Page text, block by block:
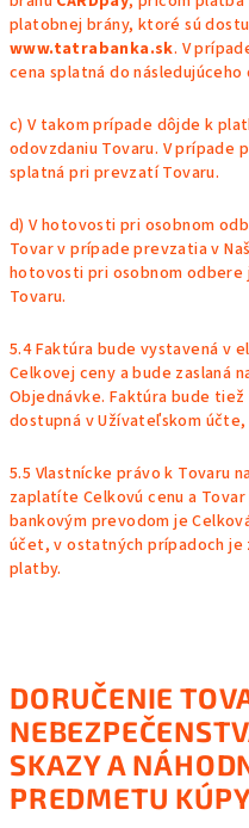
platobnej brány, ktoré sú
www.tatrabanka.sk. V
cena splatná do následujúceho
c) V takom prípade dôjde k
odovzdaniu Tovaru. V prípade
splatná pri prevzatí Tovaru.
d) V hotovosti pri osobnom
Tovar v prípade prevzatia v
hotovosti pri osobnom odbere
Tovaru.
5.4 Faktúra bude vystavená v
Celkovej ceny a bude zaslaná
Objednávke. Faktúra bude
dostupná v Užívateľskom
5.5 Vlastnícke právo k Tovaru
zaplatíte Celkovú cenu a
bankovým prevodom je
účet, v ostatných prípadoch je
platby.
DORUČENIE
SKAZY A
PREDMETU